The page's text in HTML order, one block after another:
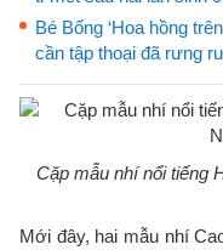
Bé Bống ‘Hoa hồng
cần tập thoại đã rưng
Cặp mẫu nhí nổi tiếng
Mới đây, hai mẫu nhí